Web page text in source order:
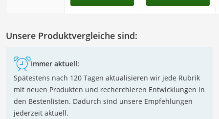
Unsere Produktvergleiche sind:
Immer aktuell:
Spätestens nach 120 Tagen aktualisieren wir jede Rubrik
mit neuen Produkten und recherchieren Entwicklungen in
den Bestenlisten. Dadurch sind unsere Empfehlungen
jederzeit aktuell.